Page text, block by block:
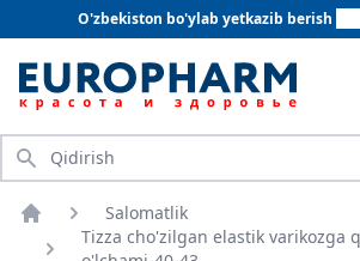
O'zbekiston bo'ylab yetkazib berish
Qidirish
Bosh sahifa
Salomatlik
Tizza cho'zilgan elastik varikozga